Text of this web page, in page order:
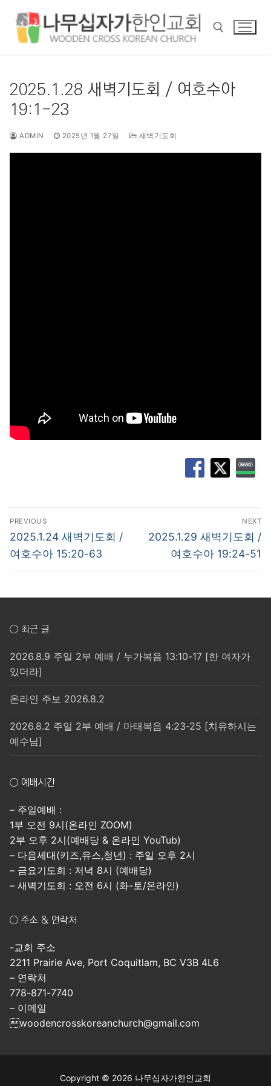
2025.1.28 새벽기도회 / 여호수아
19:1-23
ADMIN 2025년 1월 27일 새벽기도회
글
탐
색
PREVIOUS
Previous
post:
2025.1.24 새벽기도회 /
여호수아 15:20-63
NEXT
Next
2025.1.29 새벽기도회 /
여호수아 19:24-51
○ 최근 글
2026.8.9 주일 2부 예배 / 누가복음 13:10-17 [한 여자가
있더라]
온라인 주보 2026.8.2
2026.8.2 주일 2부 예배 / 마태복음 4:23-25 [치유하시는
예수님]
○ 예배시간
– 주일예배 :
1부 오전 9시(온라인 ZOOM)
2부 오후 2시(예배당 & 온라인 YouTub)
– 다음세대(키즈,유스,청년) : 주일 오후 2시
– 금요기도회 : 저녁 8시 (예배당)
– 새벽기도회 : 오전 6시 (화-토/온라인)
○ 주소 & 연락처
-교회 주소
2211 Prairie Ave, Port Coquitlam, BC V3B 4L6
– 연락처
778-871-7740
– 이메일
woodencrosskoreanchurch@gmail.com
Copyright © 2026 나무십자가한인교회